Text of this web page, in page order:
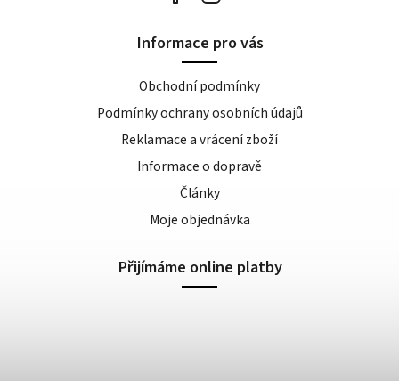
Informace pro vás
Obchodní podmínky
Podmínky ochrany osobních údajů
Reklamace a vrácení zboží
Informace o dopravě
Články
Moje objednávka
Přijímáme online platby